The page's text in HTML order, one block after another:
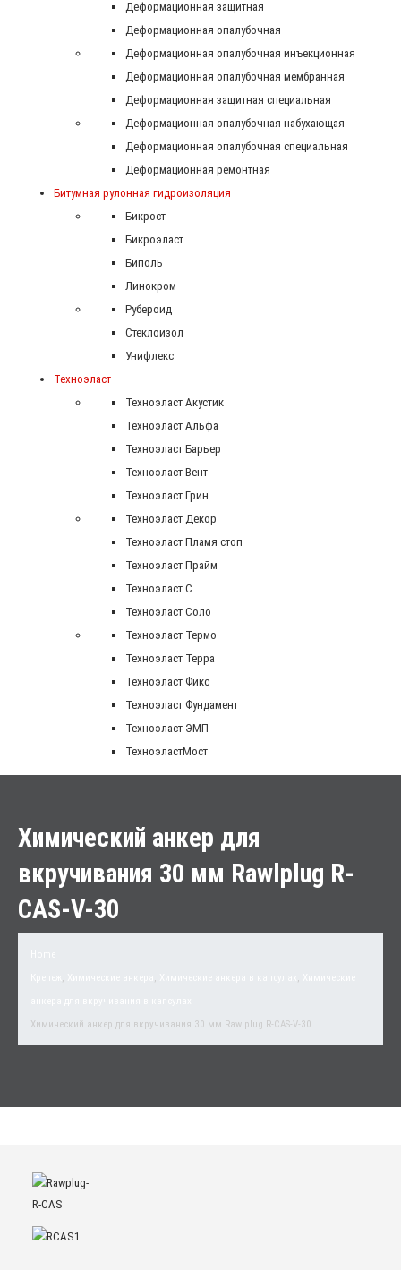
Деформационная защитная
Деформационная опалубочная
Деформационная опалубочная инъекционная
Деформационная опалубочная мембранная
Деформационная защитная специальная
Деформационная опалубочная набухающая
Деформационная опалубочная специальная
Деформационная ремонтная
Битумная рулонная гидроизоляция
Бикрост
Бикроэласт
Биполь
Линокром
Рубероид
Стеклоизол
Унифлекс
Техноэласт
Техноэласт Акустик
Техноэласт Альфа
Техноэласт Барьер
Техноэласт Вент
Техноэласт Грин
Техноэласт Декор
Техноэласт Пламя стоп
Техноэласт Прайм
Техноэласт С
Техноэласт Соло
Техноэласт Термо
Техноэласт Терра
Техноэласт Фикс
Техноэласт Фундамент
Техноэласт ЭМП
ТехноэластМост
Химический анкер для
вкручивания 30 мм Rawlplug R-
CAS-V-30
, , ,
Химический анкер для вкручивания 30 мм Rawlplug R-CAS-V-30